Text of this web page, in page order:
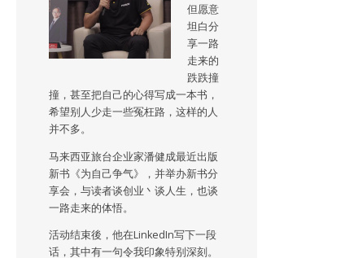
但愿意
坦白分
享一路
走来的
跌跌撞
撞，甚至把自己的心得写成一本书，
希望别人少走一些冤枉路，这样的人
并不多。
马来西亚旅台企业家潘健成最近出版
新书《为自己争气》，并举办新书分
享会，与读者谈创业丶谈人生，也谈
一路走来的体悟。
活动结束後，他在LinkedIn写下一段
话，其中有一句令我印象特别深刻。